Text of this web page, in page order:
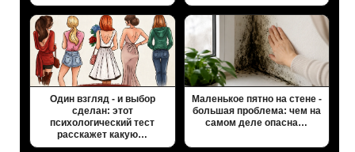
Один взгляд - и выбор
сделан: этот
психологический тест
расскажет какую…
Маленькое пятно на стене -
большая проблема: чем на
самом деле опасна…